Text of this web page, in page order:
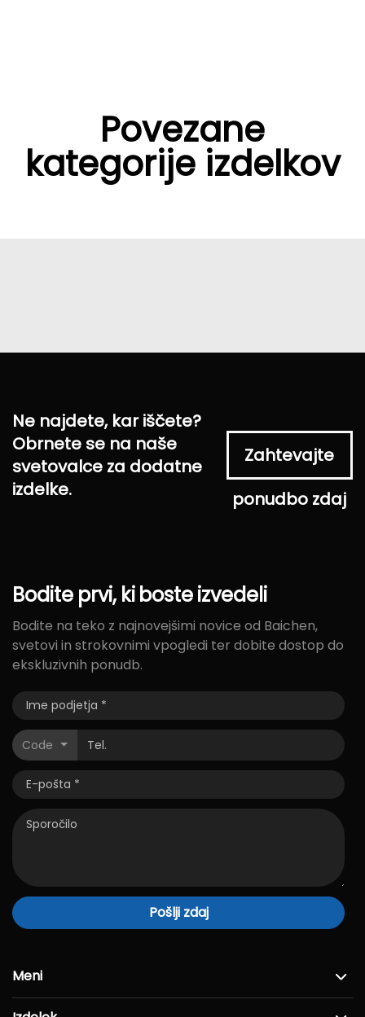
Povezane
kategorije izdelkov
Ne najdete, kar iščete?
Obrnete se na naše
svetovalce za dodatne
izdelke.
Zahtevajte
ponudbo zdaj
Bodite prvi, kibosteizvedeli
Bodite na teko z najnovejšimi novice od Baichen,
svetovi in strokovnimi vpogledi ter dobite dostop do
ekskluzivnih ponudb.
Code
Pošlji zdaj
Meni